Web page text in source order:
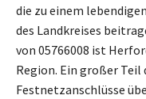
die zu einem
des Landkreises
von 05766008 ist
Region. Ein großer
Festnetzanschlüsse